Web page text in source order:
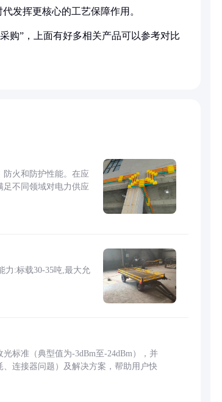
发挥更核心的工艺保障作用。
购”，上面有好多相关产品可以参考对比
火和防护性能。在应
不同领域对电力供应
力:标载30-35吨,最大允
标准（典型值为-3dBm至-24dBm），并
连接器问题）及解决方案，帮助用户快